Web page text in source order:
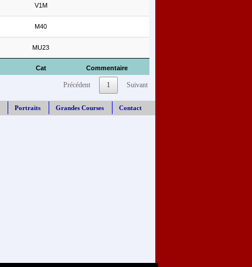
Cat Commentaire
V1M
M40
MU23
Précédent 1 Suivant
Portraits Grandes Courses Contact